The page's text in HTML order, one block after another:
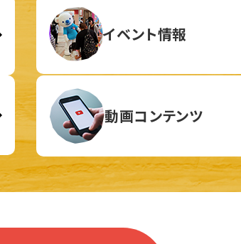
イベント情報
動画コンテンツ